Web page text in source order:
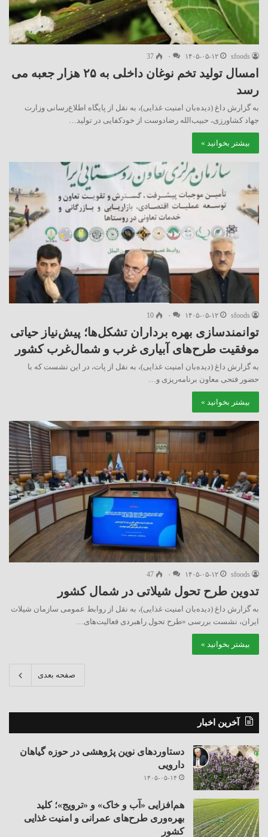
sfoods ۱۴۰۵-۰۵-۱۲ ۰ 37
امسال تولید تخم نوغان داخلی به ۲۵ هزار جعبه می
رسد
به گزارش داغ (دیده‌بان امنیت غذایی)، به نقل از پایگاه اطلاع‌رسانی وزارت
جهاد کشاورزی، حبیب‌الله رضادوست از خودکفایی در تولید…
بیشتر بخوانید »
sfoods ۱۴۰۵-۰۵-۱۲ ۰ 10
توانمندسازی بهره برداران تشکل‌ها؛ پیش‌نیاز حیاتی
موفقیت طرح‌های آبیاری غرب و شمال‌غرب کشور
به گزارش داغ (دیده‌بان امنیت غذایی)، به نقل از پات، در این نشست که با
حضور فتحی معاون برنامه‌ریزی و…
بیشتر بخوانید »
sfoods ۱۴۰۵-۰۵-۱۲ ۰ 47
تدوین طرح تحول شیلاتی در شمال کشور
به گزارش داغ (دیده‌بان امنیت غذایی)، به نقل از روابط عمومی سازمان شیلات
ایران، نشست بررسی «طرح تحول راهبردی فعالیت‌های…
بیشتر بخوانید »
صفحه بعدی
آخرین اخبار
دستاوردهای نوین پژوهشی در حوزه گیاهان
دارویی
۱۴۰۵-۰۵-۱۴
هم‌افزایی «آب و خاک» و «ترویج»؛ کلید
بهره‌وری طرح‌های عمرانی و امنیت غذایی
کشور